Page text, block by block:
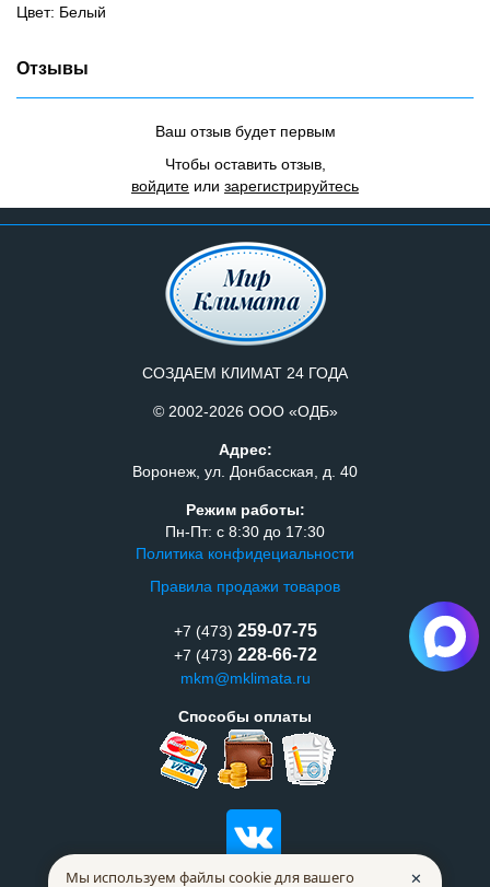
Цвет: Белый
Отзывы
Ваш отзыв будет первым
Чтобы оставить отзыв,
войдите или зарегистрируйтесь
СОЗДАЕМ КЛИМАТ 24 ГОДА
© 2002-2026 ООО «ОДБ»
Адрес:
Воронеж, ул. Донбасская, д. 40
Режим работы:
Пн-Пт: с 8:30 до 17:30
Политика конфидециальности
Правила продажи товаров
+7 (473) 259-07-75
+7 (473) 228-66-72
mkm@mklimata.ru
Способы оплаты
Мы используем файлы cookie для вашего ✕